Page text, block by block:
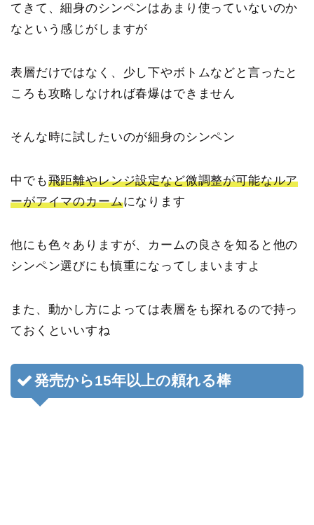
てきて、細身のシンペンはあまり使っていないのか
なという感じがしますが
表層だけではなく、少し下やボトムなどと言ったと
ころも攻略しなければ春爆はできません
そんな時に試したいのが細身のシンペン
中でも飛距離やレンジ設定など微調整が可能なルア
ーがアイマのカームになります
他にも色々ありますが、カームの良さを知ると他の
シンペン選びにも慎重になってしまいますよ
また、動かし方によっては表層をも探れるので持っ
ておくといいすね
発売から15年以上の頼れる棒